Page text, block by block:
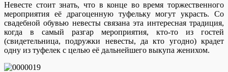
Невесте стоит знать, что в конце во время торжественного
мероприятия её драгоценную туфельку могут украсть. Со
свадебной обувью невесты связана эта интересная традиция,
когда в самый разгар мероприятия, кто-то из гостей
(свидетельница, подружки невесты, да кто угодно) крадет
одну из туфелек с целью её дальнейшего выкупа женихом.